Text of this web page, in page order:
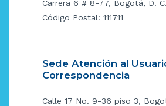
Carrera 6 # 8-77, Bogotá, D.
Código Postal: 111711
Sede Atención al
Correspondencia
Calle 17 No. 9-36 piso 3,